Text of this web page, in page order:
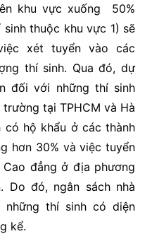
khu vực xuống 50%
thuộc khu vực 1) sẽ
xét tuyển vào các
thí sinh. Qua đó, dự
đối với những thí sinh
tại TPHCM và Hà
hộ khẩu ở các thành
hơn 30% và việc tuyển
đẳng ở địa phương
Do đó, ngân sách nhà
thí sinh có diện
kể.